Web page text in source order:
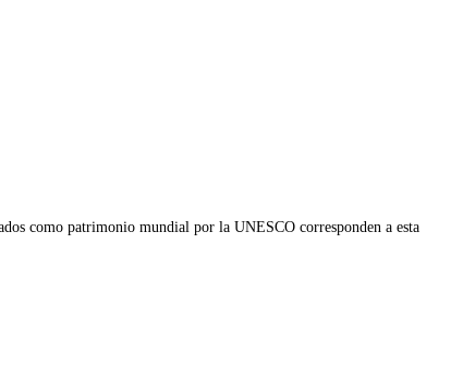
como patrimonio mundial por la UNESCO corresponden a esta